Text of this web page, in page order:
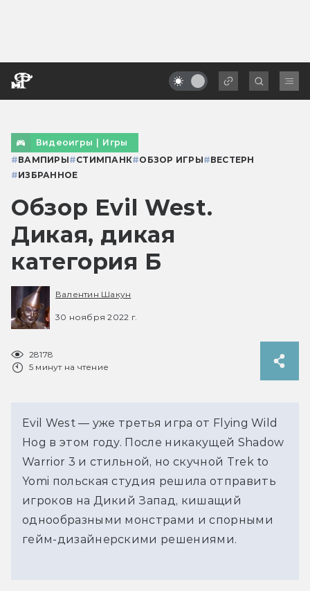
Видеоигры | Игры
#ВАМПИРЫ#СТИМПАНК#ОБЗОР ИГРЫ#ВЕСТЕРН
#ИЗБРАННОЕ
Обзор Evil West.
Дикая, дикая
категория Б
Валентин Шакун
30 ноября 2022 г.
28178
5 минут на чтение
Evil West — уже третья игра от Flying Wild
Hog в этом году. После никакущей Shadow
Warrior 3 и стильной, но скучной Trek to
Yomi польская студия решила отправить
игроков на Дикий Запад, кишащий
однообразными монстрами и спорными
гейм-дизайнерскими решениями.